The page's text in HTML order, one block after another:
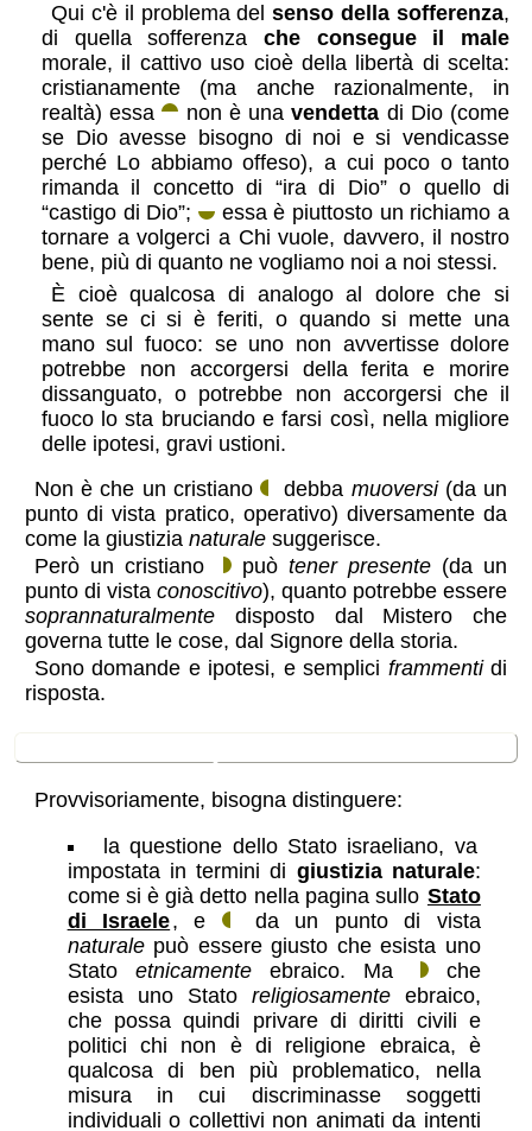
Qui c'è il problema delsenso della sofferenza,
di quella sofferenza che consegue il male
morale, il cattivo uso cioè della libertà di scelta:
cristianamente (ma anche razionalmente, in
realtà) essa
non è unavendetta di Dio (come
se Dio avesse bisogno di noi e si vendicasse
perché Lo abbiamo offeso), a cui poco o tanto
rimanda il concetto di “ira di Dio” o quello di
“castigo di Dio”;
essa è piuttosto un richiamo a
tornare a volgerci a Chi vuole, davvero, il nostro
bene, più di quanto ne vogliamo noi a noi stessi.
È cioè qualcosa di analogo al dolore che si
sente se ci si è feriti, o quando si mette una
mano sul fuoco: se uno non avvertisse dolore
potrebbe non accorgersi della ferita e morire
dissanguato, o potrebbe non accorgersi che il
fuoco lo sta bruciando e farsi così, nella migliore
delle ipotesi, gravi ustioni.
Non è che un cristiano
debba muoversi(da un
punto di vista pratico, operativo) diversamente da
come la giustizia naturalesuggerisce.
Però un cristiano
puòtener presente (da un
punto di vista conoscitivo), quanto potrebbe essere
soprannaturalmentedisposto dal Mistero che
governa tutte le cose, dal Signore della storia.
Sono domande e ipotesi, e semplici frammentidi
risposta.
Provvisoriamente, bisogna distinguere:
la questione dello Stato israeliano, va
impostata in termini di giustizia naturale:
come si è già detto nella pagina sullo Stato
di Israele, e
da un punto di vista
naturalepuò essere giusto che esista uno
Stato etnicamenteebraico. Ma
che
esista uno Stato religiosamenteebraico,
che possa quindi privare di diritti civili e
politici chi non è di religione ebraica, è
qualcosa di ben più problematico, nella
misura in cui discriminasse soggetti
individuali o collettivi non animati da intenti